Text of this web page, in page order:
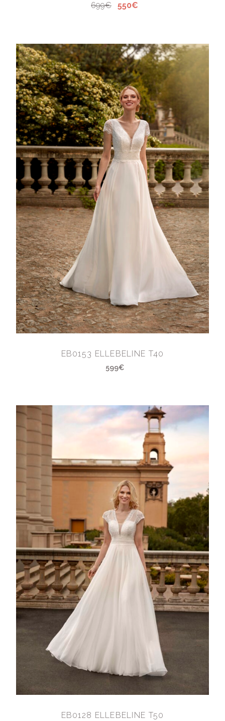
699€
550€
EB0153 ELLEBELINE T40
599€
EB0128 ELLEBELINE T50